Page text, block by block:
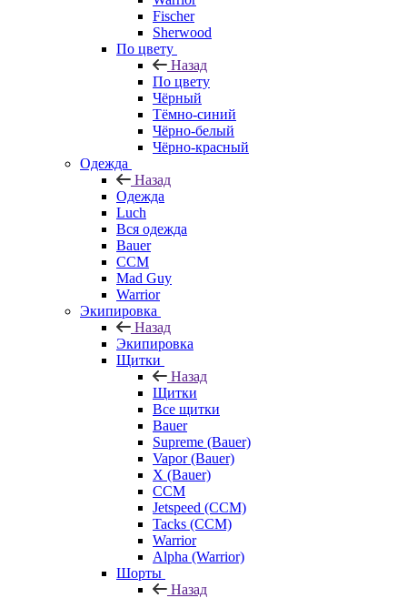
Fischer
Sherwood
По цвету
Назад
По цвету
Чёрный
Тёмно-синий
Чёрно-белый
Чёрно-красный
Одежда
Назад
Одежда
Luch
Вся одежда
Bauer
CCM
Mad Guy
Warrior
Экипировка
Назад
Экипировка
Щитки
Назад
Щитки
Все щитки
Bauer
Supreme (Bauer)
Vapor (Bauer)
X (Bauer)
CCM
Jetspeed (CCM)
Tacks (CCM)
Warrior
Alpha (Warrior)
Шорты
Назад